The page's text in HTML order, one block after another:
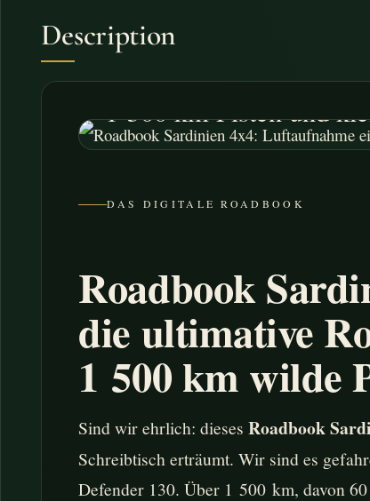
Description
INTOTHEWILD EXPEDITIONS ·
1 500 km Pisten und
DAS DIGITALE ROADBOOK
Roadbook
die ultimative
1 500 km wilde
Sind wir ehrlich: diesesRoadbook
Schreibtisch erträumt. Wir sind es
Defender 130. Über 1 500 km, davon